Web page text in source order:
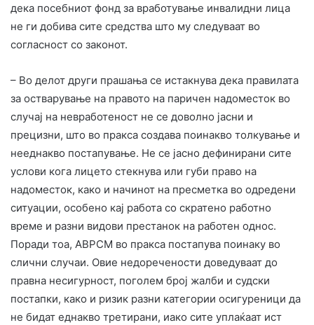
дека посебниот фонд за вработување инвалидни лица
не ги добива сите средства што му следуваат во
согласност со законот.
– Во делот други прашања се истакнува дека правилата
за остварување на правото на паричен надоместок во
случај на невработеност не се доволно јасни и
прецизни, што во пракса создава поинакво толкување и
нееднакво постапување. Не се јасно дефинирани сите
услови кога лицето стекнува или губи право на
надоместок, како и начинот на пресметка во одредени
ситуации, особено кај работа со скратено работно
време и разни видови престанок на работен однос.
Поради тоа, АВРСМ во пракса постапува поинаку во
слични случаи. Овие недоречености доведуваат до
правна несигурност, поголем број жалби и судски
постапки, како и ризик разни категории осигуреници да
не бидат еднакво третирани, иако сите уплаќаат ист